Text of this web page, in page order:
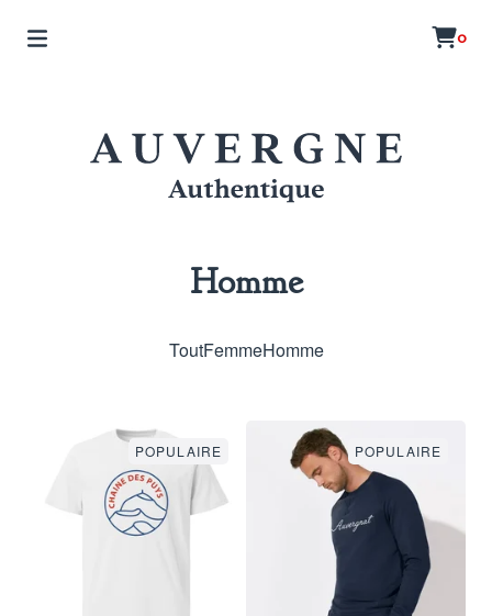
0
Homme
ToutFemmeHomme
POPULAIRE POPULAIRE